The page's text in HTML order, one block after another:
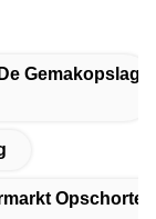
Gemakopslag
Opschorten